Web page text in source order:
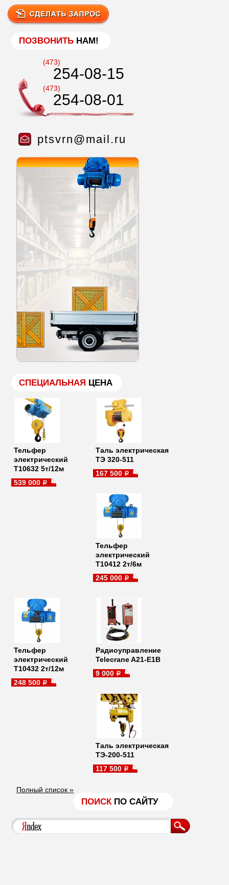
ПОЗВОНИТЬ НАМ!
(473)
254-08-15
(473)
254-08-01
ptsvrn@mail.ru
СПЕЦИАЛЬНАЯ ЦЕНА
Тельфер
электрический
Т10632 5т/12м
539 000 a
Таль электрическая
ТЭ 320-511
167 500 a
Тельфер
электрический
Т10412 2т/6м
245 000 a
Тельфер
электрический
Т10432 2т/12м
248 500 a
Радиоуправление
Telecrane A21-E1B
9 000 a
Таль электрическая
ТЭ-200-511
117 500 a
Полный список »
ПОИСКПО САЙТУ